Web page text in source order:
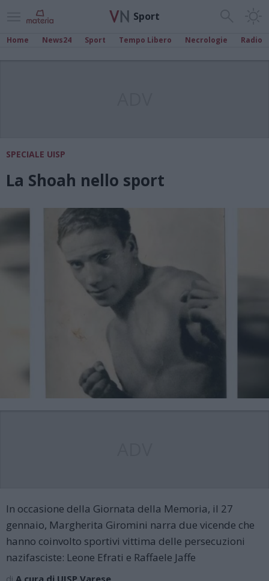
Sport
Home News24 Sport Tempo Libero Necrologie Radio
SPECIALE UISP
La Shoah nello sport
In occasione della Giornata della Memoria, il 27
gennaio, Margherita Giromini narra due vicende che
hanno coinvolto sportivi vittima delle persecuzioni
nazifasciste: Leone Efrati e Raffaele Jaffe
di A cura di UISP Varese